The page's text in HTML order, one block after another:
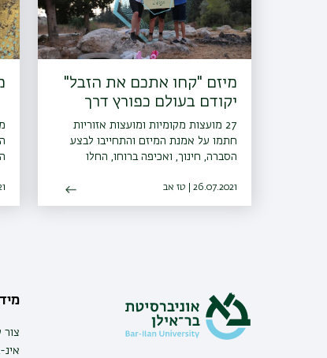
מיזם "קחו אתכם את הזבל"
יקודם בעולם כפורץ דרך
27 מועצות מקומיות ומועצות אזוריות
חתמו על אמנת המיזם והתחייבו לבצע
הסברה, חינוך, ואכיפה ברוחו, החלו
ו-30 רשויות נוספות הביעו נכונות
להצטרף גם הן למיזם
26.07.2021 | טז אב
צור